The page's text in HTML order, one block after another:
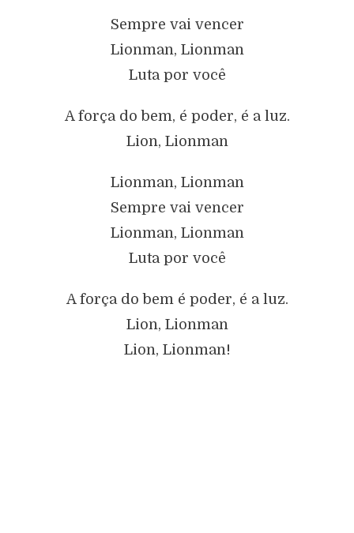
Sempre vai vencer
Lionman, Lionman
Luta por você
A força do bem, é poder, é a luz.
Lion, Lionman
Lionman, Lionman
Sempre vai vencer
Lionman, Lionman
Luta por você
A força do bem é poder, é a luz.
Lion, Lionman
Lion, Lionman!